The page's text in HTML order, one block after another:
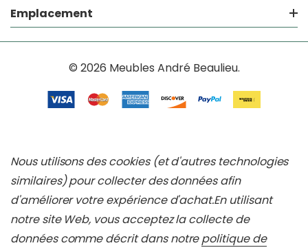
Emplacement
© 2026 Meubles André Beaulieu.
Nous utilisons des cookies (et d'autres technologies
similaires) pour collecter des données afin
d'améliorer votre expérience d'achat.En utilisant
notre site Web, vous acceptez la collecte de
données comme décrit dans notrepolitique de